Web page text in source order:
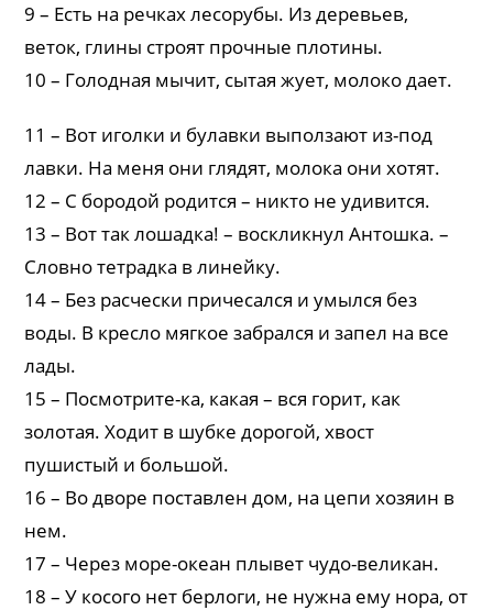
9 – Есть на речках лесорубы. Из деревьев,
веток, глины строят прочные плотины.
10 – Голодная мычит, сытая жует, молоко дает.
11 – Вот иголки и булавки выползают из-под
лавки. На меня они глядят, молока они хотят.
12 – С бородой родится – никто не удивится.
13 – Вот так лошадка! – воскликнул Антошка. –
Словно тетрадка в линейку.
14 – Без расчески причесался и умылся без
воды. В кресло мягкое забрался и запел на все
лады.
15 – Посмотрите-ка, какая – вся горит, как
золотая. Ходит в шубке дорогой, хвост
пушистый и большой.
16 – Во дворе поставлен дом, на цепи хозяин в
нем.
17 – Через море-океан плывет чудо-великан.
18 – У косого нет берлоги, не нужна ему нора, от